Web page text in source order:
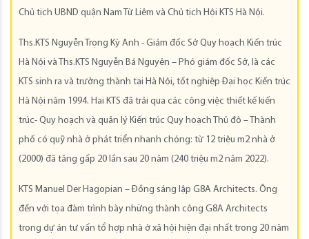
Chủ tịch UBND quận Nam Từ Liêm và Chủ tịch Hội KTS Hà Nội.
Ths.KTS Nguyễn Trọng Kỳ Anh - Giám đốc Sở Quy hoạch Kiến trúc
Hà Nội và Ths.KTS Nguyễn Bá Nguyên – Phó giám đốc Sở, là các
KTS sinh ra và trưởng thành tại Hà Nội, tốt nghiệp Đại học Kiến trúc
Hà Nội năm 1994. Hai KTS đã trải qua các công việc thiết kế kiến
trúc- Quy hoạch và quản lý Kiến trúc Quy hoạch Thủ đô – Thành
phố có quỹ nhà ở phát triển nhanh chóng: từ 12 triệu m2 nhà ở
(2000) đã tăng gấp 20 lần sau 20 năm (240 triệu m2 năm 2022).
KTS Manuel Der Hagopian – Đồng sáng lập G8A Architects. Ông
đến với tọa đàm trình bày những thành công G8A Architects
trong dự án tư vấn tổ hợp nhà ở xã hội hiện đại nhất trong 20 năm